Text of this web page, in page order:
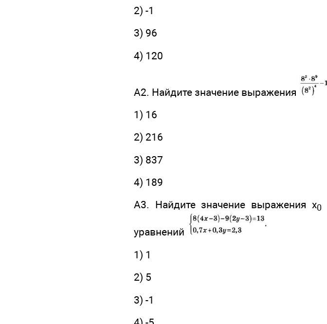
2) -1
3) 96
4) 120
А2. Найдите значение выражения
1) 16
2) 216
3) 837
4) 189
А3. Найдите значение выражения х0
уравнений
1) 1
2) 5
3) -1